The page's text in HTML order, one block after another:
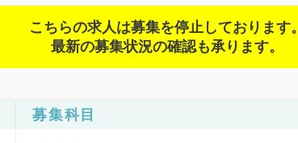
こちらの求人は募集を停止しております。
最新の募集状況の確認も承ります。
募集科目